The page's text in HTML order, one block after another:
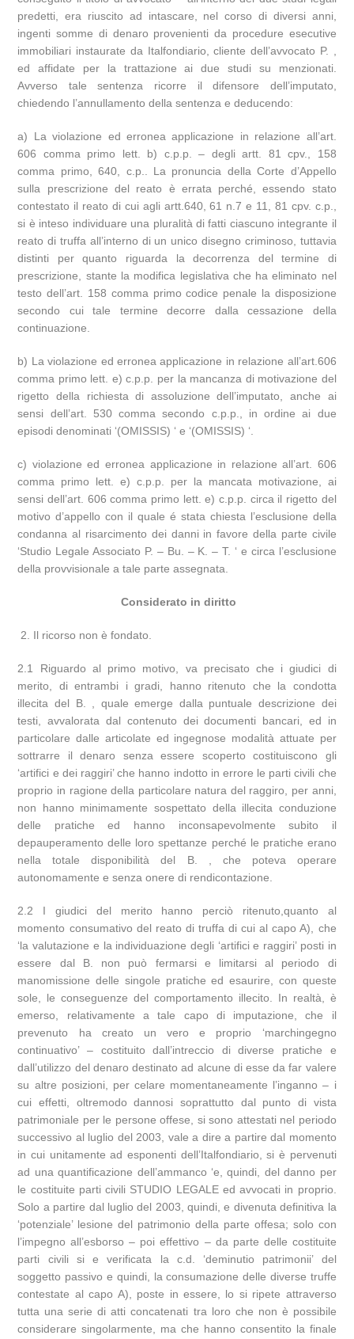
predetti, era riuscito ad intascare, nel corso di diversi anni,
ingenti somme di denaro provenienti da procedure esecutive
immobiliari instaurate da Italfondiario, cliente dell’avvocato P. ,
ed affidate per la trattazione ai due studi su menzionati.
Avverso tale sentenza ricorre il difensore dell’imputato,
chiedendo l’annullamento della sentenza e deducendo:
a) La violazione ed erronea applicazione in relazione all’art.
606 comma primo lett. b) c.p.p. – degli artt. 81 cpv., 158
comma primo, 640, c.p.. La pronuncia della Corte d’Appello
sulla prescrizione del reato è errata perché, essendo stato
contestato il reato di cui agli artt.640, 61 n.7 e 11, 81 cpv. c.p.,
si è inteso individuare una pluralità di fatti ciascuno integrante il
reato di truffa all’interno di un unico disegno criminoso, tuttavia
distinti per quanto riguarda la decorrenza del termine di
prescrizione, stante la modifica legislativa che ha eliminato nel
testo dell’art. 158 comma primo codice penale la disposizione
secondo cui tale termine decorre dalla cessazione della
continuazione.
b) La violazione ed erronea applicazione in relazione all’art.606
comma primo lett. e) c.p.p. per la mancanza di motivazione del
rigetto della richiesta di assoluzione dell’imputato, anche ai
sensi dell’art. 530 comma secondo c.p.p., in ordine ai due
episodi denominati ‘(OMISSIS) ‘ e ‘(OMISSIS) ‘.
c) violazione ed erronea applicazione in relazione all’art. 606
comma primo lett. e) c.p.p. per la mancata motivazione, ai
sensi dell’art. 606 comma primo lett. e) c.p.p. circa il rigetto del
motivo d’appello con il quale é stata chiesta l’esclusione della
condanna al risarcimento dei danni in favore della parte civile
‘Studio Legale Associato P. – Bu. – K. – T. ‘ e circa l’esclusione
della provvisionale a tale parte assegnata.
Considerato in diritto
2. Il ricorso non è fondato.
2.1 Riguardo al primo motivo, va precisato che i giudici di
merito, di entrambi i gradi, hanno ritenuto che la condotta
illecita del B. , quale emerge dalla puntuale descrizione dei
testi, avvalorata dal contenuto dei documenti bancari, ed in
particolare dalle articolate ed ingegnose modalità attuate per
sottrarre il denaro senza essere scoperto costituiscono gli
‘artifici e dei raggiri’ che hanno indotto in errore le parti civili che
proprio in ragione della particolare natura del raggiro, per anni,
non hanno minimamente sospettato della illecita conduzione
delle pratiche ed hanno inconsapevolmente subito il
depauperamento delle loro spettanze perché le pratiche erano
nella totale disponibilità del B. , che poteva operare
autonomamente e senza onere di rendicontazione.
2.2 I giudici del merito hanno perciò ritenuto,quanto al
momento consumativo del reato di truffa di cui al capo A), che
‘la valutazione e la individuazione degli ‘artifici e raggiri’ posti in
essere dal B. non può fermarsi e limitarsi al periodo di
manomissione delle singole pratiche ed esaurire, con queste
sole, le conseguenze del comportamento illecito. In realtà, è
emerso, relativamente a tale capo di imputazione, che il
prevenuto ha creato un vero e proprio ‘marchingegno
continuativo’ – costituito dall’intreccio di diverse pratiche e
dall’utilizzo del denaro destinato ad alcune di esse da far valere
su altre posizioni, per celare momentaneamente l’inganno – i
cui effetti, oltremodo dannosi soprattutto dal punto di vista
patrimoniale per le persone offese, si sono attestati nel periodo
successivo al luglio del 2003, vale a dire a partire dal momento
in cui unitamente ad esponenti dell’Italfondiario, si è pervenuti
ad una quantificazione dell’ammanco ‘e, quindi, del danno per
le costituite parti civili STUDIO LEGALE ed avvocati in proprio.
Solo a partire dal luglio del 2003, quindi, e divenuta definitiva la
‘potenziale’ lesione del patrimonio della parte offesa; solo con
l’impegno all’esborso – poi effettivo – da parte delle costituite
parti civili si e verificata la c.d. ‘deminutio patrimonii’ del
soggetto passivo e quindi, la consumazione delle diverse truffe
contestate al capo A), poste in essere, lo si ripete attraverso
tutta una serie di atti concatenati tra loro che non è possibile
considerare singolarmente, ma che hanno consentito la finale